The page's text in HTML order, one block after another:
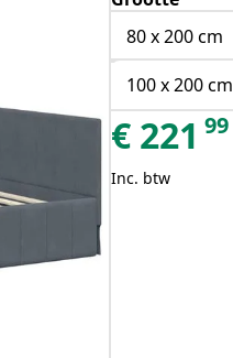
80 x 200 cm
100 x 200 cm
€ 221 99
Inc. btw